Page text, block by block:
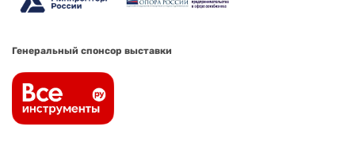
Генеральный спонсор выставки